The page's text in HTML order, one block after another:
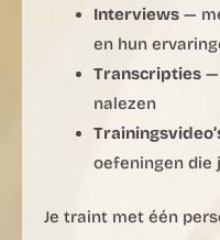
Interviews —
en hun
Transcripties —
nalezen
oefeningen die
Je traint met één